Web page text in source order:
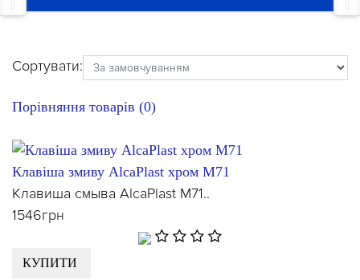
Сортувати:
Порівняння товарів (0)
Клавіша змиву AlcaPlast хром M71
Клавиша смыва AlcaPlast M71..
1546грн
КУПИТИ